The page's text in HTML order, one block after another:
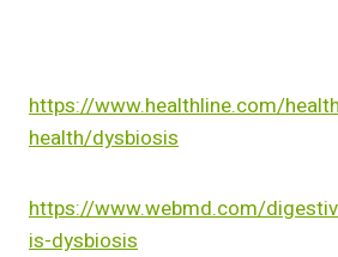
https://www.healthline.com/
health/dysbiosis
https://www.webmd.com/
is-dysbiosis